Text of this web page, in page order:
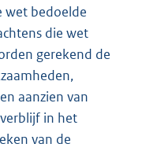
wet bedoelde
die wet
gerekend de
aanzien van
in het
van de